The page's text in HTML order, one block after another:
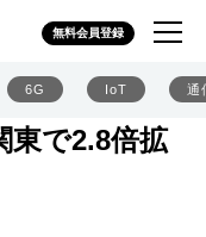
無料会員登録
6G IoT 通
東で2.8倍拡